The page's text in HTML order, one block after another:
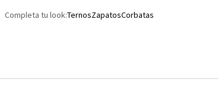
Completa tu look:TernosZapatosCorbatas